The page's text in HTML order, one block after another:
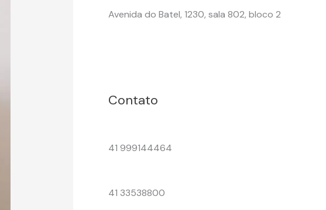
Avenida do Batel, 1230, sala 802, bloco 2
Contato
41 999144464
41 33538800